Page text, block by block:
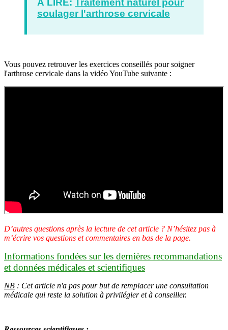
À LIRE: Traitement naturel pour
soulager l'arthrose cervicale
Vous pouvez retrouver les exercices conseillés pour soigner
l'arthrose cervicale dans la vidéo YouTube suivante :
D’autres questions après la lecture de cet article ? N’hésitez pas à
m’écrire vos questions et commentaires en bas de la page.
Informations fondées sur les dernières recommandations
et données médicales et scientifiques
NB : Cet article n'a pas pour but de remplacer une consultation
médicale qui reste la solution à privilégier et à conseiller.